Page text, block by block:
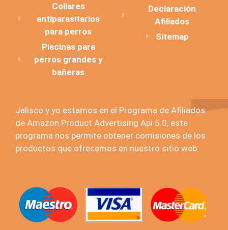
Collares
antiparasitarios
para perros
Piscinas para
perros grandes y
bañeras
Declaración
Afiliados
Sitemap
Jalisco y yo estamos en el Programa de Afiliados
de Amazon Product Advertising Api 5.0, este
programa nos permite obtener comisiones de los
productos que ofrecemos en nuestro sitio web.